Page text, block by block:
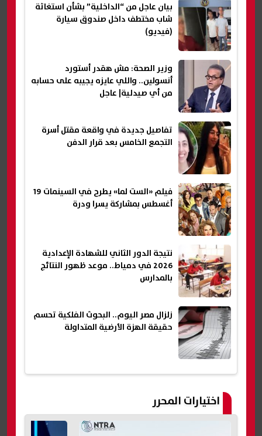
بيان عاجل من “الداخلية” بشأن استغاثة
شاب مختطف داخل صندوق سيارة
(فيديو)
وزير الصحة: مش هقدر أستورد
أنسولين.. واللي عايزه يجيبه على حسابه
من أي صيدلية| عاجل
تفاصيل جديدة في واقعة مقتل أسرة
التجمع الخامس بعد قرار الدفن
فيلم «الست لما» يطرح في السينمات 19
أغسطس بمشاركة يسرا ودرة
نتيجة الدور الثاني للشهادة الإعدادية
2026 في دمياط.. موعد ظهور النتائج
بالمدارس
زلزال مصر اليوم.. البحوث الفلكية تحسم
حقيقة الهزة الأرضية المتداولة
اختيارات المحرر